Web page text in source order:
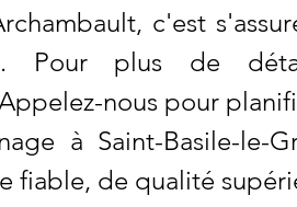
c'est
Pour plus de
nous pour
à Saint-Basile-le-
fiable, de qualité